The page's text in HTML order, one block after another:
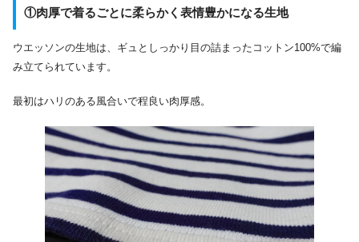
①肉厚で着るごとに柔らかく表情豊かになる生地
ウエッソンの生地は、ギュとしっかり目の詰まったコットン100%で編
み立てられています。
最初はハリのある風合いで程良い肉厚感。